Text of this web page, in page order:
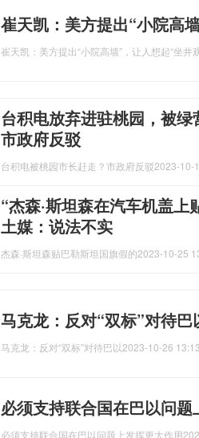
崔天凯：美方提出“小院高
崔天凯：美方提出“小院高墙”，让人想起“坐井
台积电放弃进驻桃园，被
市政府反驳
台积电被桃园市长赶走？市政府反驳2023-10-
“杰森·斯坦森在汽车机盖
土媒：说法不实
杰森·斯坦森贴巴勒斯坦国旗假的2023-10-25
马克龙：反对“双标”对待巴
马克龙：反对“双标”对待巴以2023-10-26
必须支持联合国在巴以问
必须支持联合国在巴以问题上发挥更大作用